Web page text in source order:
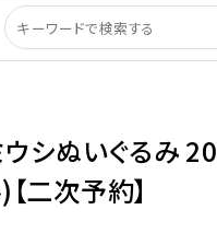
ウシぬいぐるみ 20
二次予約】